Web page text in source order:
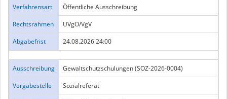
Verfahrensart
Öffentliche Ausschreibung
Rechtsrahmen
UVgO/VgV
Abgabefrist
24.08.2026 24:00
Ausschreibung
Gewaltschutzschulungen (SOZ-2026-0004)
Vergabestelle
Sozialreferat